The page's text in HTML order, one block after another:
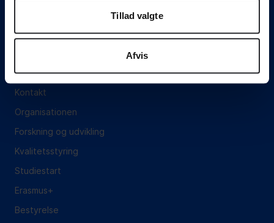
Tillad valgte
Afvis
Arrangementer, lokaler og café
SIMACs Alumne-netværk
Til undervisere og vejledere
Job
Kontakt
Organisationen
Forskning og udvikling
Kvalitetsstyring
Studiestart
Erasmus+
Bestyrelse